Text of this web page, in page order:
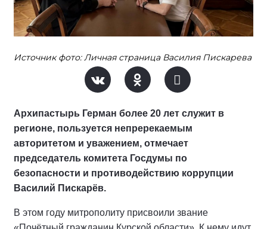
Источник фото: Личная страница Василия Пискарева
Архипастырь Герман более 20 лет служит в
регионе, пользуется непререкаемым
авторитетом и уважением, отмечает
председатель комитета Госдумы по
безопасности и противодействию коррупции
Василий Пискарёв.
В этом году митрополиту присвоили звание